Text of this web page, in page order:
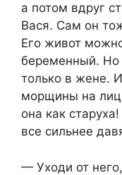
а потом вдруг
Вася. Сам он
Его живот
беременный. Но
только в жене.
морщины на
она как
все сильнее
— Уходи от